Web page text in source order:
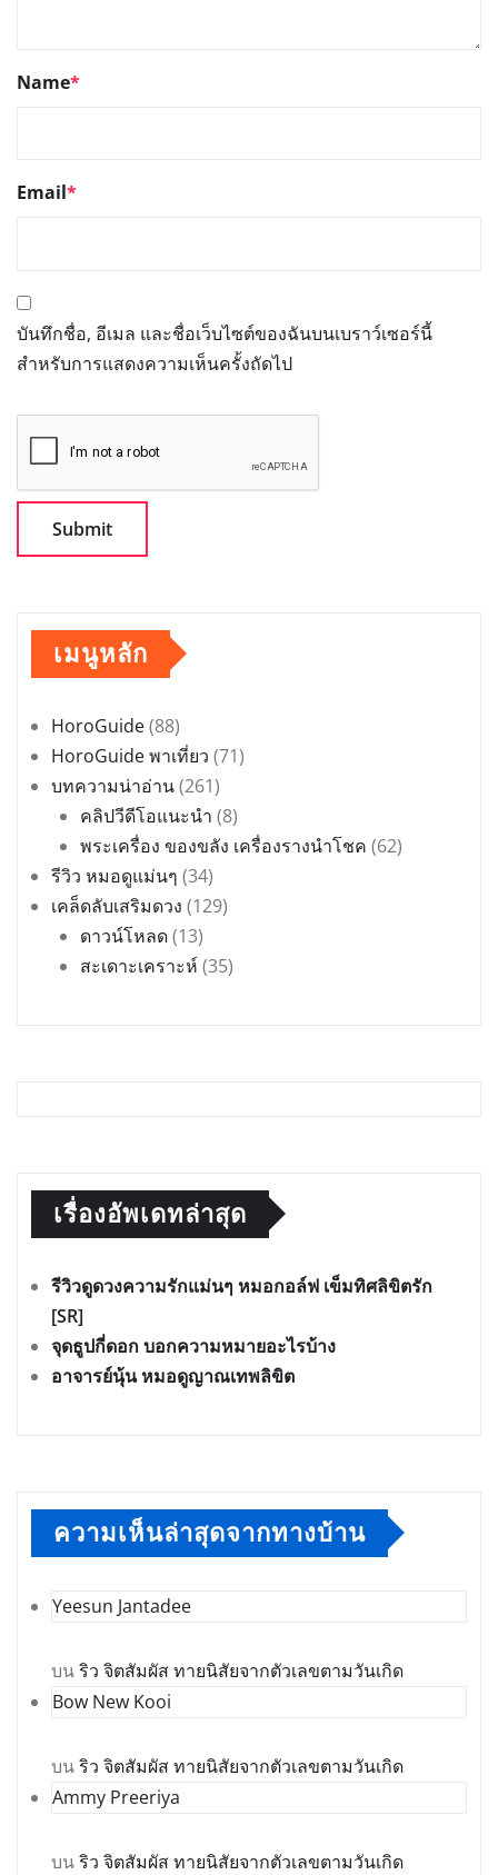
Name*
Email*
บันทึกชื่อ, อีเมล และชื่อเว็บไซต์ของฉันบนเบราว์เซอร์นี้
สำหรับการแสดงความเห็นครั้งถัดไป
เมนูหลัก
HoroGuide(88)
HoroGuide พาเที่ยว (71)
บทความน่าอ่าน(261)
คลิปวีดีโอแนะนำ (8)
พระเครื่อง ของขลัง เครื่องรางนำโชค (62)
รีวิว หมอดูแม่นๆ (34)
เคล็ดลับเสริมดวง (129)
ดาวน์โหลด(13)
สะเดาะเคราะห์ (35)
เรื่องอัพเดทล่าสุด
รีวิวดูดวงความรักแม่นๆ หมอกอล์ฟ เข็มทิศลิขิตรัก
[SR]
จุดธูปกี่ดอก บอกความหมายอะไรบ้าง
อาจารย์นุ้น หมอดูญาณเทพลิขิต
ความเห็นล่าสุดจากทางบ้าน
Yeesun Jantadee
บนริว จิตสัมผัส ทายนิสัยจากตัวเลขตามวันเกิด
Bow New Kooi
บนริว จิตสัมผัส ทายนิสัยจากตัวเลขตามวันเกิด
Ammy Preeriya
บนริว จิตสัมผัส ทายนิสัยจากตัวเลขตามวันเกิด